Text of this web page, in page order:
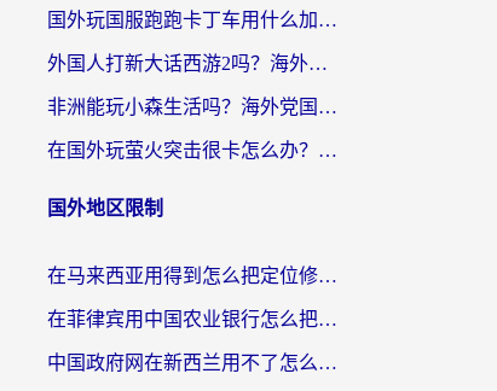
国外玩国服跑跑卡丁车用什么加速器最好？2026真实玩家亲测避坑指南
外国人打新大话西游2吗？海外玩家畅玩国服游戏的终极加速器指南
非洲能玩小森生活吗？海外党国服游戏加速器终极指南（附阿根廷CF手游帕斯卡契约解决方案）
在国外玩萤火突击很卡怎么办？老玩家亲测有效的加速器选择指南
国外地区限制
在马来西亚用得到怎么把定位修改到中国国内？留学生亲测有效的追剧看片攻略
在菲律宾用中国农业银行怎么把定位修改到中国国内？海外华人必看的数字生活解决方案
中国政府网在新西兰用不了怎么办？海外华人追剧看新闻的实用指南